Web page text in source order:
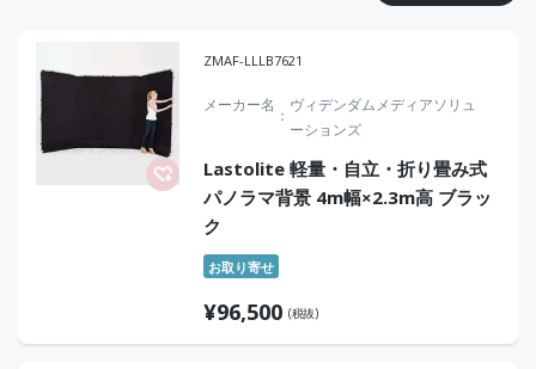
ZMAF-LLLB7621
メーカー名
ヴィデンダムメディアソリュ
ーションズ
Lastolite 軽量・自立・折り畳み式
パノラマ背景 4m幅×2.3m高 ブラッ
ク
お取り寄せ
¥96,500 (税抜)